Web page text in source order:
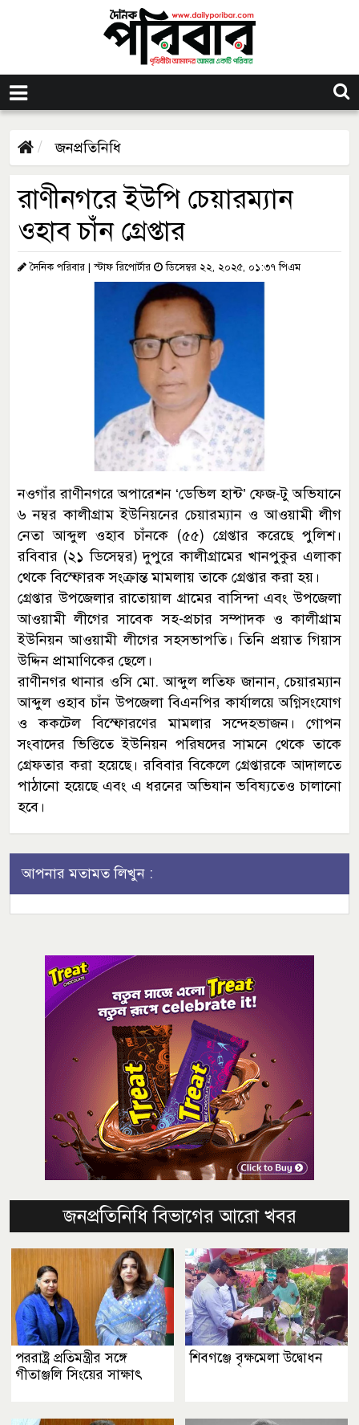
জনপ্রতিনিধি
রাণীনগরে ইউপি চেয়ারম্যান
ওহাব চাঁন গ্রেপ্তার
দৈনিক পরিবার | স্টাফ রিপোর্টার ডিসেম্বর ২২, ২০২৫, ০১:৩৭ পিএম
নওগাঁর রাণীনগরে অপারেশন ‘ডেভিল হান্ট’ ফেজ-টু অভিযানে
৬ নম্বর কালীগ্রাম ইউনিয়নের চেয়ারম্যান ও আওয়ামী লীগ
নেতা আব্দুল ওহাব চাঁনকে (৫৫) গ্রেপ্তার করেছে পুলিশ।
রবিবার (২১ ডিসেম্বর) দুপুরে কালীগ্রামের খানপুকুর এলাকা
থেকে বিস্ফোরক সংক্রান্ত মামলায় তাকে গ্রেপ্তার করা হয়।
গ্রেপ্তার উপজেলার রাতোয়াল গ্রামের বাসিন্দা এবং উপজেলা
আওয়ামী লীগের সাবেক সহ-প্রচার সম্পাদক ও কালীগ্রাম
ইউনিয়ন আওয়ামী লীগের সহসভাপতি। তিনি প্রয়াত গিয়াস
উদ্দিন প্রামাণিকের ছেলে।
রাণীনগর থানার ওসি মো. আব্দুল লতিফ জানান, চেয়ারম্যান
আব্দুল ওহাব চাঁন উপজেলা বিএনপির কার্যালয়ে অগ্নিসংযোগ
ও ককটেল বিস্ফোরণের মামলার সন্দেহভাজন। গোপন
সংবাদের ভিত্তিতে ইউনিয়ন পরিষদের সামনে থেকে তাকে
গ্রেফতার করা হয়েছে। রবিবার বিকেলে গ্রেপ্তারকে আদালতে
পাঠানো হয়েছে এবং এ ধরনের অভিযান ভবিষ্যতেও চালানো
হবে।
আপনার মতামত লিখুন :
জনপ্রতিনিধি বিভাগের আরো খবর
পররাষ্ট্র প্রতিমন্ত্রীর সঙ্গে
গীতাঞ্জলি সিংয়ের সাক্ষাৎ
শিবগঞ্জে বৃক্ষমেলা উদ্বোধন